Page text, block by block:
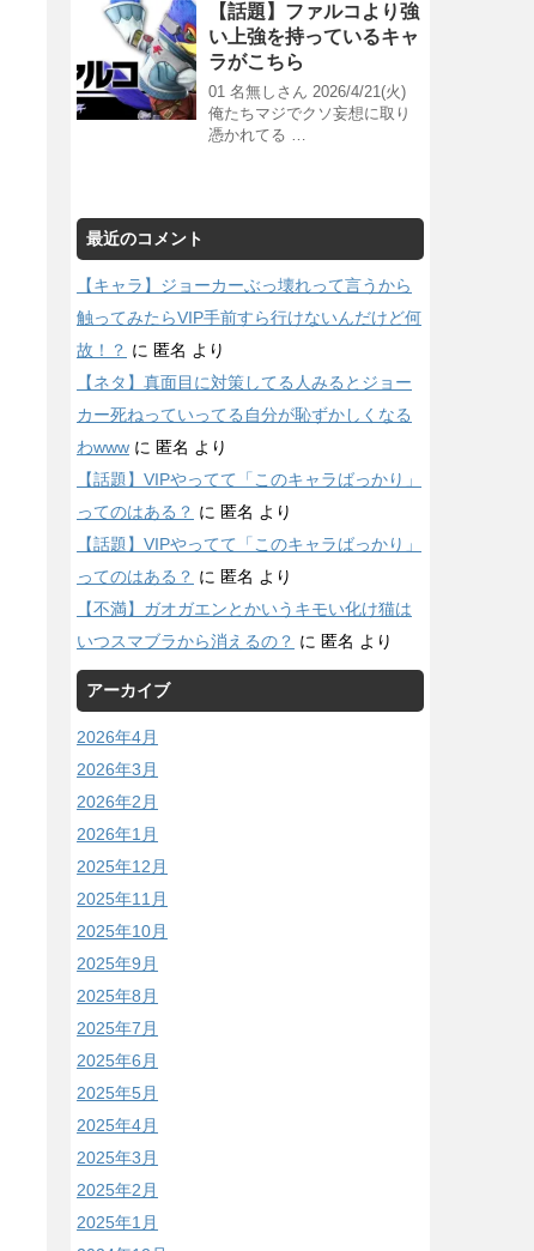
【話題】ファルコより強
い上強を持っているキャ
ラがこちら
01 名無しさん 2026/4/21(火)
俺たちマジでクソ妄想に取り
憑かれてる …
最近のコメント
【キャラ】ジョーカーぶっ壊れって言うから
触ってみたらVIP手前すら行けないんだけど何
故！？ に 匿名 より
【ネタ】真面目に対策してる人みるとジョー
カー死ねっていってる自分が恥ずかしくなる
わwww に 匿名 より
【話題】VIPやってて「このキャラばっかり」
ってのはある？ に 匿名 より
【話題】VIPやってて「このキャラばっかり」
ってのはある？ に 匿名 より
【不満】ガオガエンとかいうキモい化け猫は
いつスマブラから消えるの？ に 匿名 より
アーカイブ
2026年4月
2026年3月
2026年2月
2026年1月
2025年12月
2025年11月
2025年10月
2025年9月
2025年8月
2025年7月
2025年6月
2025年5月
2025年4月
2025年3月
2025年2月
2025年1月